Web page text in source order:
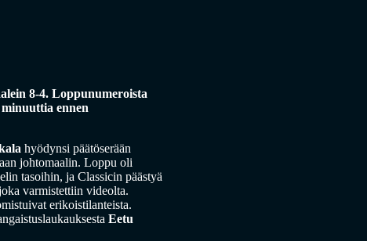
8-4. Loppunumeroista
ennen
hyödynsi päätöserään
johtomaalin. Loppu oli
tasoihin, ja Classicin päästyä
varmistettiin videolta.
erikoistilanteista.
Eetu